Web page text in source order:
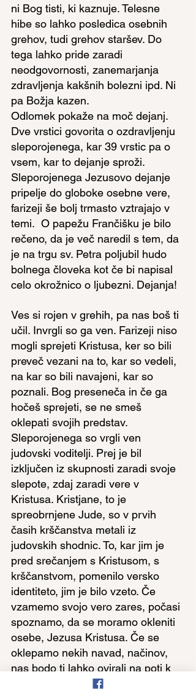
ni Bog tisti, ki kaznuje. Telesne
hibe so lahko posledica osebnih
grehov, tudi grehov staršev. Do
tega lahko pride zaradi
neodgovornosti, zanemarjanja
zdravljenja kakšnih bolezni ipd. Ni
pa Božja kazen.
Odlomek pokaže na moč dejanj.
Dve vrstici govorita o ozdravljenju
sleporojenega, kar 39 vrstic pa o
vsem, kar to dejanje sproži.
Sleporojenega Jezusovo dejanje
pripelje do globoke osebne vere,
farizeji še bolj trmasto vztrajajo v
temi.  O papežu Frančišku je bilo
rečeno, da je več naredil s tem, da
je na trgu sv. Petra poljubil hudo
bolnega človeka kot če bi napisal
celo okrožnico o ljubezni. Dejanja!
Ves si rojen v grehih, pa nas boš ti
učil. Invrgli so ga ven. Farizeji niso
mogli sprejeti Kristusa, ker so bili
preveč vezani na to, kar so vedeli,
na kar so bili navajeni, kar so
poznali. Bog preseneča in če ga
hočeš sprejeti, se ne smeš
oklepati svojih predstav.
Sleporojenega so vrgli ven
judovski voditelji. Prej je bil
izključen iz skupnosti zaradi svoje
slepote, zdaj zaradi vere v
Kristusa. Kristjane, to je
spreobrnjene Jude, so v prvih
časih krščanstva metali iz
judovskih shodnic. To, kar jim je
pred srečanjem s Kristusom, s
krščanstvom, pomenilo versko
identiteto, jim je bilo vzeto. Če
vzamemo svojo vero zares, počasi
spoznamo, da se moramo okleniti
osebe, Jezusa Kristusa. Če se
oklepamo nekih navad, načinov,
nas bodo ti lahko ovirali na poti k
Njemu. Kot je nekdo napisal: Za